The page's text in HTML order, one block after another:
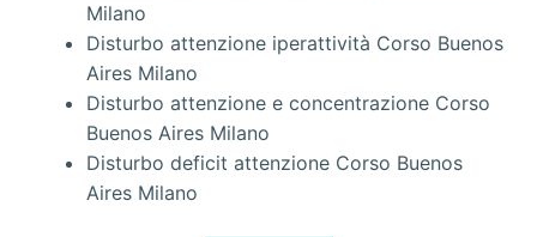
Milano
Disturbo attenzione iperattività Corso Buenos
Aires Milano
Disturbo attenzione e concentrazione Corso
Buenos Aires Milano
Disturbo deficit attenzione Corso Buenos
Aires Milano